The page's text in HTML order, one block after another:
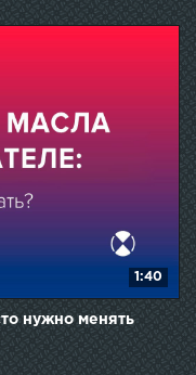
1:40
нужно менять